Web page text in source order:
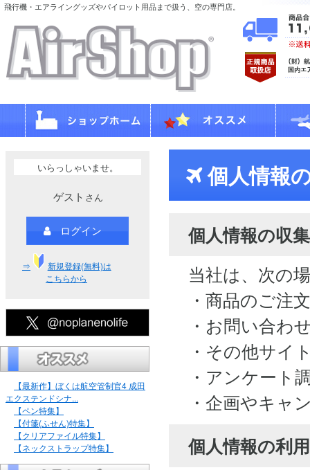
飛行機・エアライングッズやパイロット用品まで扱う、空の専門店。
いらっしゃいませ。
ゲスト さん
ログイン
⇒
新規登録(無料)は
こちらから
【最新作】ぼくは航空管制官4 成田
エクステンドシナ...
【ペン特集】
【付箋(ふせん)特集】
【クリアファイル特集】
【ネックストラップ特集】
個人情報
個人情報の収集
当社は、次の
・商品のご注
・お問い合わ
・その他サイ
・アンケート
・企画やキャ
個人情報の利